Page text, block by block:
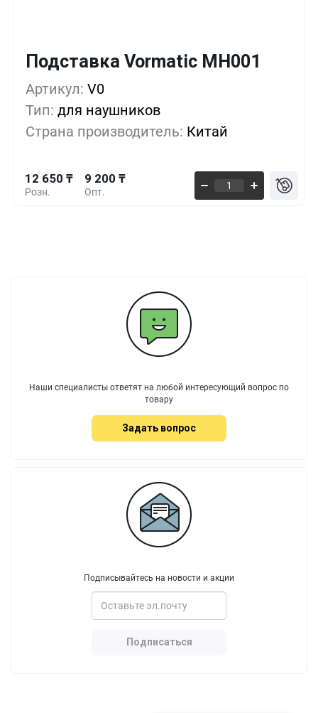
Подставка Vormatic MH001
Артикул: V0
Тип: для наушников
Страна производитель: Китай
Розн.
12 650 ₸
Опт.
9 200 ₸
Кол-во Выгода За 1 шт.
1+
10+ -9%
30+ -18%
Наши специалисты ответят на любой интересующий вопрос по
товару
Задать вопрос
Подписывайтесь на новости и акции
Подписаться